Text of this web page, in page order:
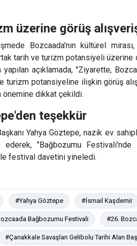
üzerine görüş
Bozcaada'nın kültürel
tarih ve turizm potansiyeli üzerine
açıklamada, "Ziyarette,
turizm potansiyeline ilişkin görüş
önemine dikkat çekildi.
teşekkür
Yahya Göztepe, nazik ev
"Bağbozumu Festivali'nde
festival davetini yineledi.
#Yahya Göztepe #İsmail Kaşdemir
Bağbozumu Festivali #26.
#Çanakkale Savaşları Gelibolu Tarihi Alan